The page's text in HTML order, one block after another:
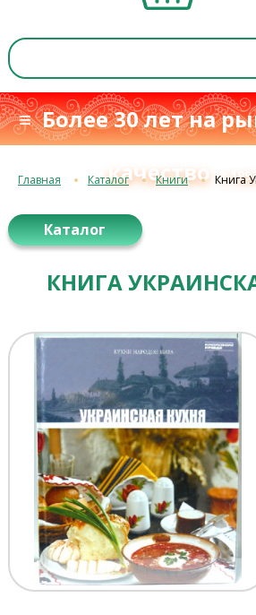
≡ Более 30 лет на
качествос
Главная Каталог Книги Книга
Каталог
КНИГА